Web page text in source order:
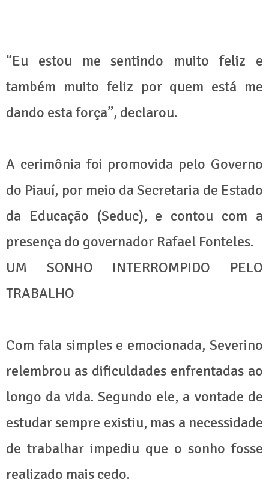
“Eu estou me sentindo muito feliz e
também muito feliz por quem está me
dando esta força”, declarou.
A cerimônia foi promovida pelo Governo
do Piauí, por meio da Secretaria de Estado
da Educação (Seduc), e contou com a
presença do governador Rafael Fonteles.
UM SONHO INTERROMPIDO PELO
TRABALHO
Com fala simples e emocionada, Severino
relembrou as dificuldades enfrentadas ao
longo da vida. Segundo ele, a vontade de
estudar sempre existiu, mas a necessidade
de trabalhar impediu que o sonho fosse
realizado mais cedo.